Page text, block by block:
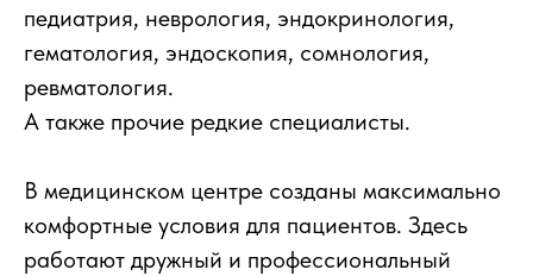
педиатрия, неврология, эндокринология,
гематология, эндоскопия, сомнология,
ревматология.
А также прочие редкие специалисты.
В медицинском центре созданы максимально
комфортные условия для пациентов. Здесь
работают дружный и профессиональный